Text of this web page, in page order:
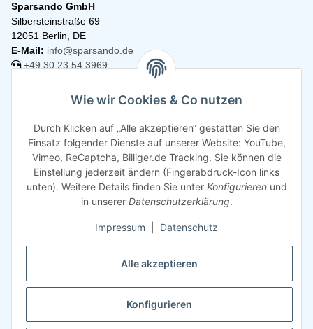
Sparsando GmbH
Silbersteinstraße 69
12051 Berlin, DE
E-Mail: info@sparsando.de
+49 30 23 54 3969
Informationen
Rechtliches
Wie wir Cookies & Co nutzen
Durch Klicken auf „Alle akzeptieren“ gestatten Sie den
Einsatz folgender Dienste auf unserer Website: YouTube,
Vimeo, ReCaptcha, Billiger.de Tracking. Sie können die
Einstellung jederzeit ändern (Fingerabdruck-Icon links
unten). Weitere Details finden Sie unter Konfigurierenund
in unserer Datenschutzerklärung.
Impressum Datenschutz
Alle akzeptieren
Konfigurieren